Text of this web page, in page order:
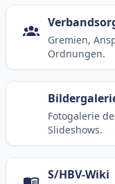
Gremien,
Ordnungen.
Fotogalerie
Slideshows.
S/HBV-Wiki